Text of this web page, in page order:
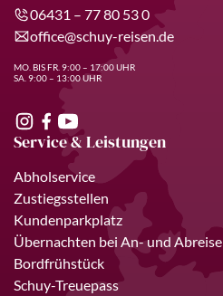
06431 – 77 80 53 0
office@schuy-reisen.de
MO. BIS FR. 9:00 – 17:00 UHR
SA. 9:00 – 13:00 UHR
Service & Leistungen
Abholservice
Zustiegsstellen
Kundenparkplatz
Übernachten bei An- und Abreise
Bordfrühstück
Schuy-Treuepass